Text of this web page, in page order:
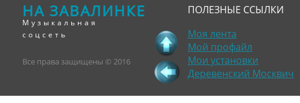
НА ЗАВАЛИНКЕ
Музыкальная
соцсеть
Все права защищены © 2016
ПОЛЕЗНЫЕ ССЫЛКИ
Моя лента
Мой профайл
Мои установки
Деревенский Москвич